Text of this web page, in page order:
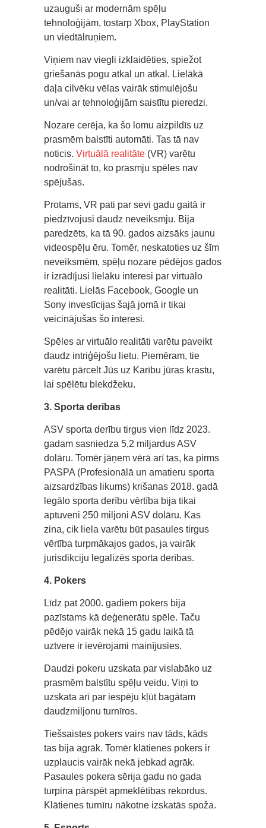
uzauguši ar modernām spēļu
tehnoloģijām, tostarp Xbox, PlayStation
un viedtālruņiem.
Viņiem nav viegli izklaidēties, spiežot
griešanās pogu atkal un atkal. Lielākā
daļa cilvēku vēlas vairāk stimulējošu
un/vai ar tehnoloģijām saistītu pieredzi.
Nozare cerēja, ka šo lomu aizpildīs uz
prasmēm balstīti automāti. Tas tā nav
noticis. Virtuālā realitāte (VR) varētu
nodrošināt to, ko prasmju spēles nav
spējušas.
Protams, VR pati par sevi gadu gaitā ir
piedzīvojusi daudz neveiksmju. Bija
paredzēts, ka tā 90. gados aizsāks jaunu
videospēļu ēru. Tomēr, neskatoties uz šīm
neveiksmēm, spēļu nozare pēdējos gados
ir izrādījusi lielāku interesi par virtuālo
realitāti. Lielās Facebook, Google un
Sony investīcijas šajā jomā ir tikai
veicinājušas šo interesi.
Spēles ar virtuālo realitāti varētu paveikt
daudz intriģējošu lietu. Piemēram, tie
varētu pārcelt Jūs uz Karību jūras krastu,
lai spēlētu blekdžeku.
3. Sporta derības
ASV sporta derību tirgus vien līdz 2023.
gadam sasniedza 5,2 miljardus ASV
dolāru. Tomēr jāņem vērā arī tas, ka pirms
PASPA (Profesionālā un amatieru sporta
aizsardzības likums) krišanas 2018. gadā
legālo sporta derību vērtība bija tikai
aptuveni 250 miljoni ASV dolāru. Kas
zina, cik liela varētu būt pasaules tirgus
vērtība turpmākajos gados, ja vairāk
jurisdikciju legalizēs sporta derības.
4. Pokers
Līdz pat 2000. gadiem pokers bija
pazīstams kā deģenerātu spēle. Taču
pēdējo vairāk nekā 15 gadu laikā tā
uztvere ir ievērojami mainījusies.
Daudzi pokeru uzskata par vislabāko uz
prasmēm balstītu spēļu veidu. Viņi to
uzskata arī par iespēju kļūt bagātam
daudzmiljonu turnīros.
Tiešsaistes pokers vairs nav tāds, kāds
tas bija agrāk. Tomēr klātienes pokers ir
uzplaucis vairāk nekā jebkad agrāk.
Pasaules pokera sērija gadu no gada
turpina pārspēt apmeklētības rekordus.
Klātienes turnīru nākotne izskatās spoža.